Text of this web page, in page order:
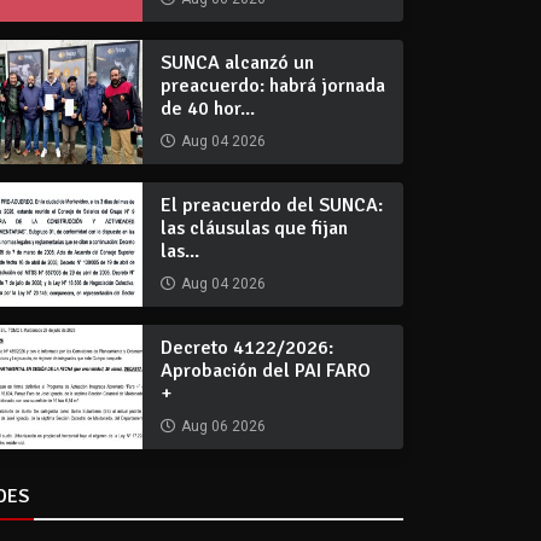
SUNCA alcanzó un
preacuerdo: habrá jornada
de 40 hor...
Aug 04 2026
El preacuerdo del SUNCA:
las cláusulas que fijan
las...
Aug 04 2026
Decreto 4122/2026:
Aprobación del PAI FARO
+
Aug 06 2026